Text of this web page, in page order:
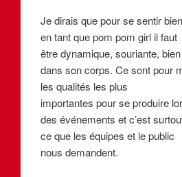
Je dirais que pour se sentir bien
en tant que pom pom girl il faut
être dynamique, souriante, bien
dans son corps. Ce sont pour
les qualités les plus
importantes pour se produire
des événements et c’est
ce que les équipes et le public
nous demandent.